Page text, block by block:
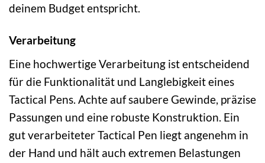
deinem Budget entspricht.
Verarbeitung
Eine hochwertige Verarbeitung ist entscheidend
für die Funktionalität und Langlebigkeit eines
Tactical Pens. Achte auf saubere Gewinde, präzise
Passungen und eine robuste Konstruktion. Ein
gut verarbeiteter Tactical Pen liegt angenehm in
der Hand und hält auch extremen Belastungen